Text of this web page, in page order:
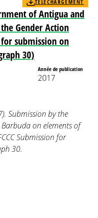
of Antigua and
Gender Action
submission on
30)
TÉLÉCHARGEMENT
Année de publication
2017
Submission by the
on elements of
Submission for
30.